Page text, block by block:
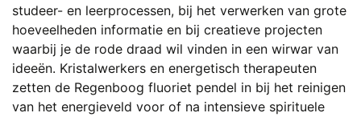
studeer- en leerprocessen, bij het verwerken van grote
hoeveelheden informatie en bij creatieve projecten
waarbij je de rode draad wil vinden in een wirwar van
ideeën. Kristalwerkers en energetisch therapeuten
zetten de Regenboog fluoriet pendel in bij het reinigen
van het energieveld voor of na intensieve spirituele